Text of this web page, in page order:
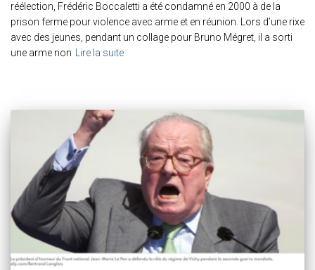
réélection, Frédéric Boccaletti a été condamné en 2000 à de la
prison ferme pour violence avec arme et en réunion. Lors d’une rixe
avec des jeunes, pendant un collage pour Bruno Mégret, il a sorti
une arme non Lire la suite